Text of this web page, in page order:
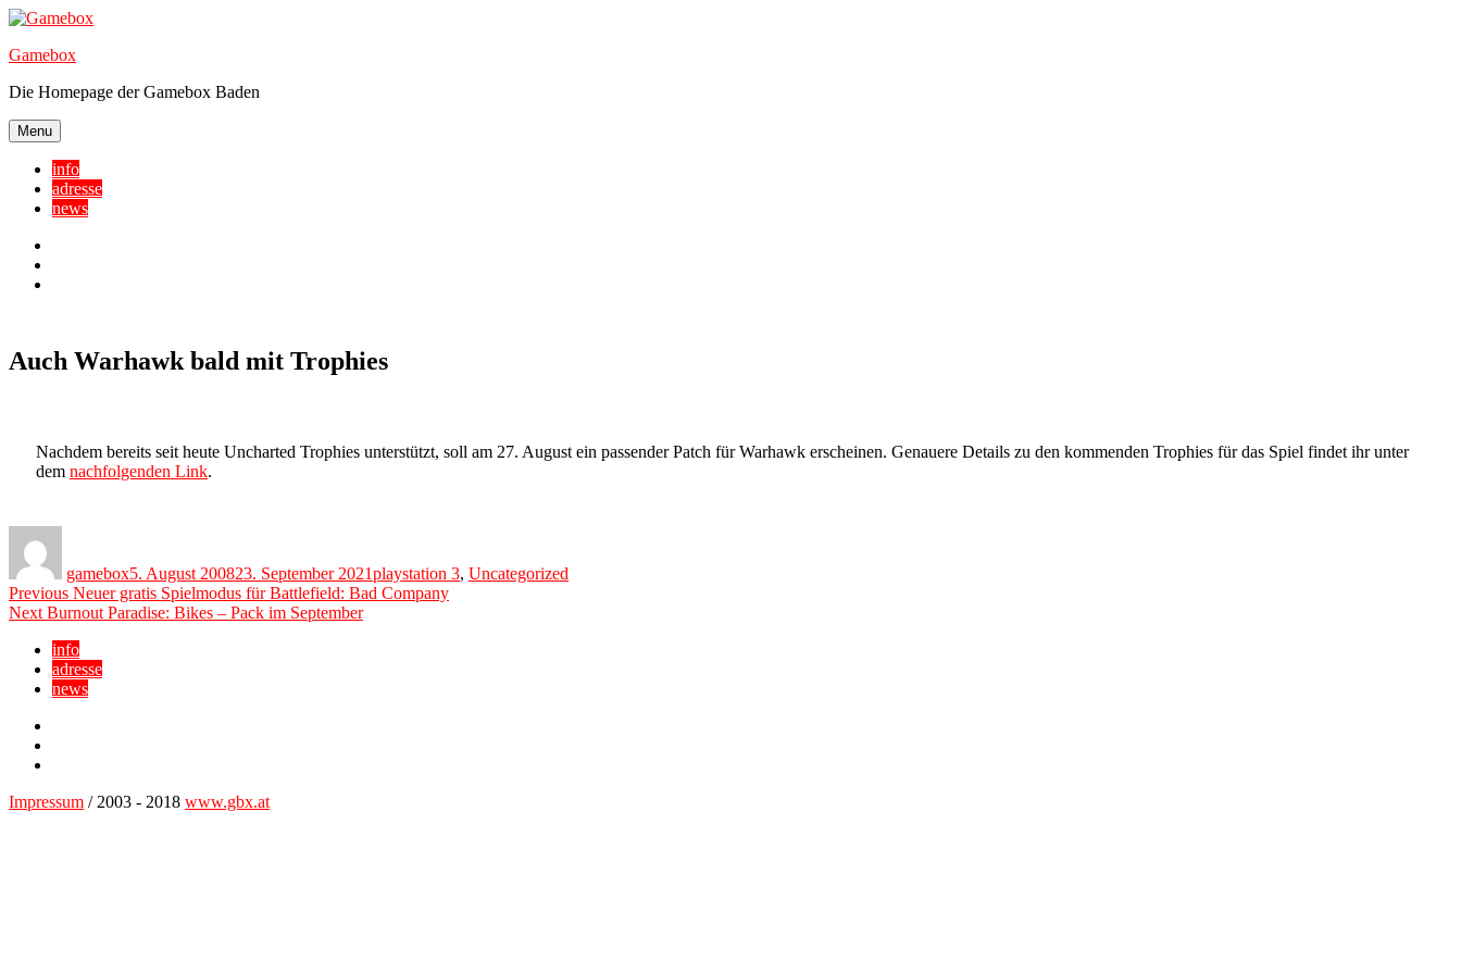
Skip
content
Gamebox
Die Homepage der Gamebox Baden
Menu
info
adresse
news
Auch Warhawk bald mit Trophies
Nachdem bereits seit heute Uncharted Trophies unterstützt, soll am 27. August ein passender Patch für Warhawk erscheinen. Genauere Details zu den kommenden Trophies für das Spiel findet ihr unter
dem nachfolgenden Link.
gamebox5. August 200823. September 2021playstation 3, Uncategorized
Beitragsnavigation
Previous Previous
post:
Neuer gratis Spielmodus für Battlefield: Bad Company
Next Next
Burnout Paradise: Bikes – Pack im September
info
adresse
news
Impressum / 2003 - 2018 www.gbx.at